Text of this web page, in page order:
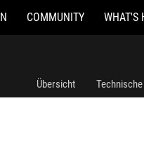
COMMUNITY WHAT'S
Übersicht